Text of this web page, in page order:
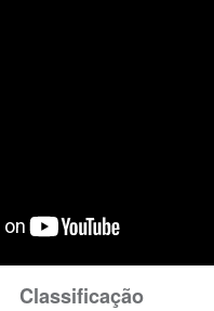
Classificação